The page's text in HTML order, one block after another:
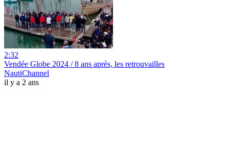
2:32
Vendée Globe 2024 / 8 ans après, les retrouvailles
NautiChannel
il y a 2 ans